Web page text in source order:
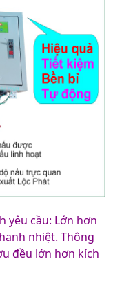
yêu cầu: Lớn hơn
nhiệt. Thông
đều lớn hơn kích